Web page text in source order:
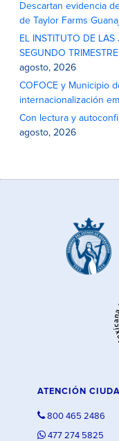
Descartan evidencia
de Taylor Farms
EL INSTITUTO DE LAS
SEGUNDO
agosto, 2026
COFOCE y Municipio
internacionalización
Con lectura y
agosto, 2026
ATENCIÓN
800 465 2486
477 274 5825